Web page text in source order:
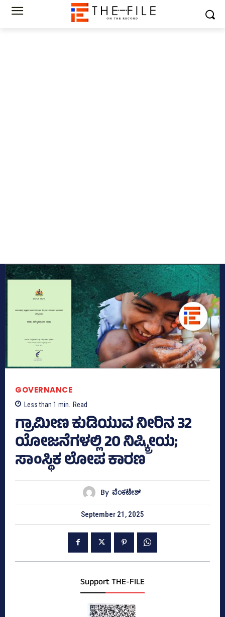
GOVERNANCE
Less than 1 min. Read
ಗ್ರಾಮೀಣ ಕುಡಿಯುವ ನೀರಿನ 32
ಯೋಜನೆಗಳಲ್ಲಿ 20 ನಿಷ್ಕ್ರೀಯ;
ಸಾಂಸ್ಥಿಕ ಲೋಪ ಕಾರಣ
By ವೆಂಕಟೇಶ್‌
September 21, 2025
Support THE-FILE